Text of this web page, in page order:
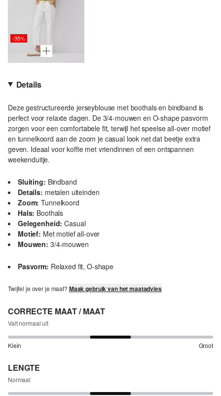
-35%
Details
Deze gestructureerde jerseyblouse met boothals en bindband is
perfect voor relaxte dagen. De 3/4-mouwen en O-shape pasvorm
zorgen voor een comfortabele fit, terwijl het speelse all-over motief
en tunnelkoord aan de zoom je casual look net dat beetje extra
geven. Ideaal voor koffie met vriendinnen of een ontspannen
weekenduitje.
Sluiting: Bindband
Details: metalen uiteinden
Zoom: Tunnelkoord
Hals: Boothals
Gelegenheid: Casual
Motief: Met motief all-over
Mouwen: 3/4-mouwen
Pasvorm: Relaxed fit, O-shape
Twijfel je over je maat? Maak gebruik van het maatadvies
CORRECTE MAAT / MAAT
Valt normaal uit
Klein Groot
LENGTE
Normaal